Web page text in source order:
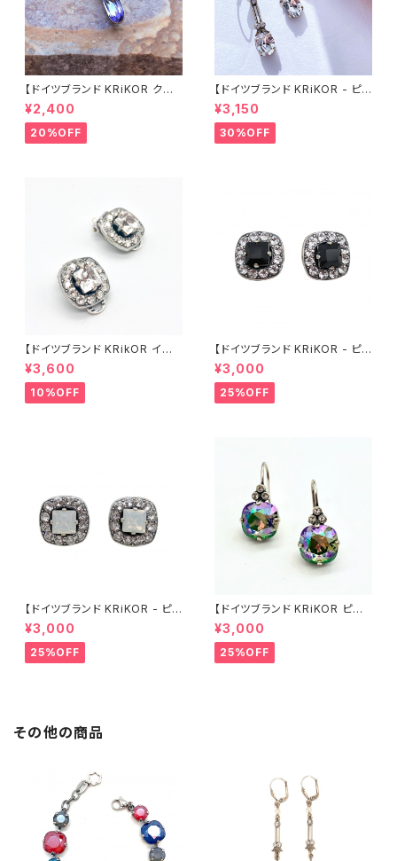
【ドイツブランド KRiKOR クリ
コア - ピアス 】 パープル ブルー
クリスタル シンプル しずく ビジ
ュースウィング おしゃれ シルバ
ー レバーバック ギフト ヨーロッ
¥2,400
20%OFF
【ドイツブランド KRiKOR - ピア
ス 】透明 クリア クリスタル ビジ
ュー 華奢 おしゃれ アンティーク
風 ゴールド ギフト ヨーロッパ
高級感 海外 インポート 2022
¥3,150
30%OFF
【ドイツブランド KRikOR イヤリ
ング - パヴェ 】クリアカラー 透
明 & グレークリスタル ビジュー
スクエア レトロ オシャレ アンテ
ィーク調 華やか キラキラ 高級
¥3,600
10%OFF
【ドイツブランド KRiKOR - ピア
ス 】ブラック & クリア 透明 クリ
スタル スタッド パヴェ スクエア
ビジュー おしゃれ 華やか 上品
大人 シック シルバー ピアス ギ
¥3,000
25%OFF
【ドイツブランド KRiKOR - ピア
ス 】ホワイトオパールカラー &
クリア 透明 クリスタル スタッド
パヴェ スクエア ビジュー おしゃ
れ 華やか 上品 大人 シック シル
¥3,000
25%OFF
【ドイツブランド KRiKOR ピア
ス - オーロラ 】玉虫色 クリスタ
ル レトロ ビジュー 華奢 おしゃ
れ 個性的 シック アンティーク
調 フックピアス ギフト ヨーロッ
¥3,000
25%OFF
その他の商品